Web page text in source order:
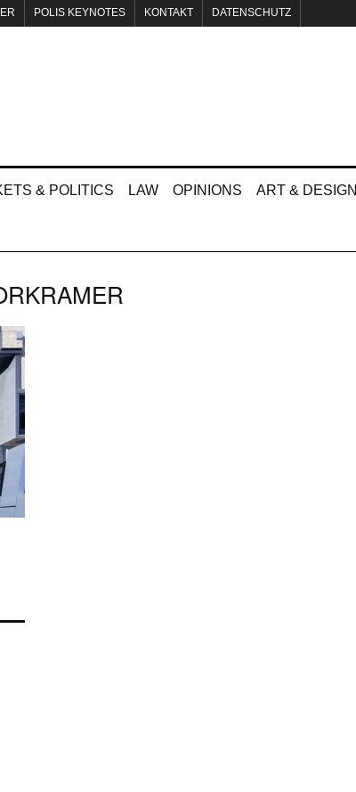
POLIS KEYNOTES KONTAKT DATENSCHUTZ
& POLITICS LAW OPINIONS ART & DESIGN